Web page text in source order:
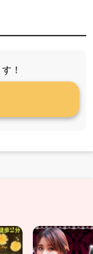
！